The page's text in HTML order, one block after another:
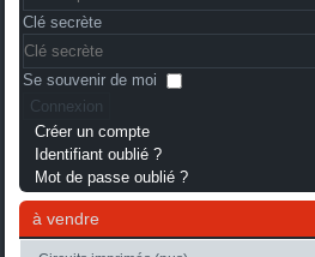
Clé secrète
Se souvenir de moi
Connexion
Créer un compte
Identifiant oublié ?
Mot de passe oublié ?
à vendre